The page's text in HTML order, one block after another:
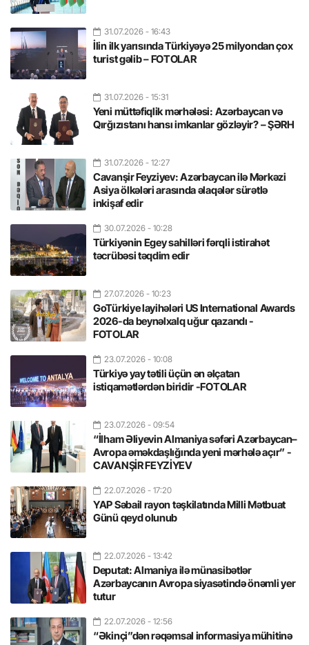
31.07.2026 - 16:43
İlin ilk yarısında Türkiyəyə 25 milyondan çox
turist gəlib – FOTOLAR
31.07.2026 - 15:31
Yeni müttəfiqlik mərhələsi: Azərbaycan və
Qırğızıstanı hansı imkanlar gözləyir? – ŞƏRH
31.07.2026 - 12:27
Cavanşir Feyziyev: Azərbaycan ilə Mərkəzi
Asiya ölkələri arasında əlaqələr sürətlə
inkişaf edir
30.07.2026 - 10:28
Türkiyənin Egey sahilləri fərqli istirahət
təcrübəsi təqdim edir
27.07.2026 - 10:23
GoTürkiye layihələri US International Awards
2026-da beynəlxalq uğur qazandı -
FOTOLAR
23.07.2026 - 10:08
Türkiyə yay tətili üçün ən əlçatan
istiqamətlərdən biridir -FOTOLAR
23.07.2026 - 09:54
“İlham Əliyevin Almaniya səfəri Azərbaycan–
Avropa əməkdaşlığında yeni mərhələ açır” -
CAVANŞİR FEYZİYEV
22.07.2026 - 17:20
YAP Səbail rayon təşkilatında Milli Mətbuat
Günü qeyd olunub
22.07.2026 - 13:42
Deputat: Almaniya ilə münasibətlər
Azərbaycanın Avropa siyasətində önəmli yer
tutur
22.07.2026 - 12:56
“Əkinçi”dən rəqəmsal informasiya mühitinə